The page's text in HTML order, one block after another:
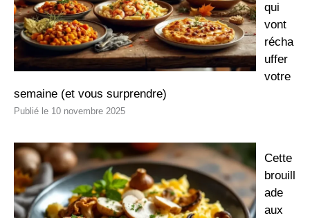
qui
vont
récha
uffer
votre
semaine (et vous surprendre)
10 novembre 2025
Cette
brouill
ade
aux